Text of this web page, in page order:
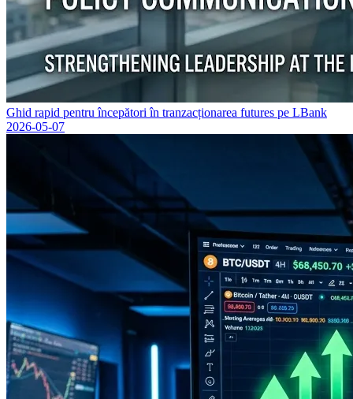
Ghid rapid pentru începători în tranzacționarea futures pe LBank
2026-05-07